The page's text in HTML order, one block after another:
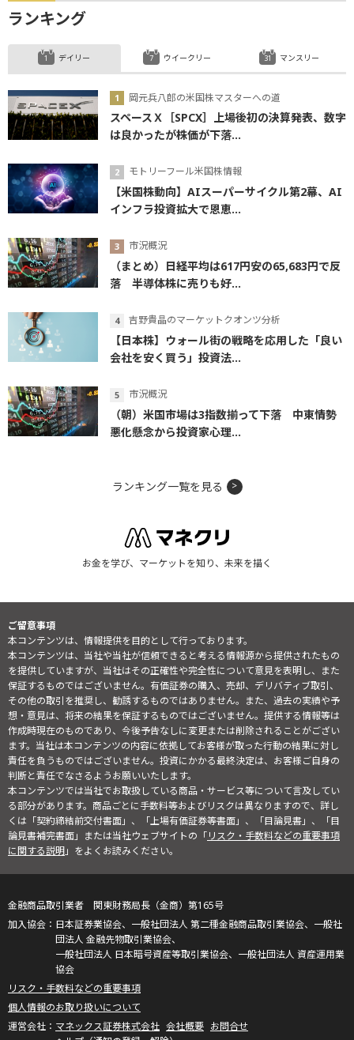
ランキング
デイリー
岡元兵八郎の米国株マスターへの道
スペースＸ［SPCX］上場後初の決算発表、数字
は良かったが株価が下落...
モトリーフール米国株情報
【米国株動向】AIスーパーサイクル第2幕、AI
インフラ投資拡大で恩恵...
市況概況
（まとめ）日経平均は617円安の65,683円で反
落 半導体株に売りも好...
吉野貴晶のマーケットクオンツ分析
【日本株】ウォール街の戦略を応用した「良い
会社を安く買う」投資法...
市況概況
（朝）米国市場は3指数揃って下落 中東情勢
悪化懸念から投資家心理...
ウイークリー マンスリー
ランキング一覧を見る
お金を学び、マーケットを知り、未来を描く
ご留意事項
本コンテンツは、情報提供を目的として行っております。
本コンテンツは、当社や当社が信頼できると考える情報源から提供されたもの
を提供していますが、当社はその正確性や完全性について意見を表明し、また
保証するものではございません。有価証券の購入、売却、デリバティブ取引、
その他の取引を推奨し、勧誘するものではありません。また、過去の実績や予
想・意見は、将来の結果を保証するものではございません。提供する情報等は
作成時現在のものであり、今後予告なしに変更または削除されることがござい
ます。当社は本コンテンツの内容に依拠してお客様が取った行動の結果に対し
責任を負うものではございません。投資にかかる最終決定は、お客様ご自身の
判断と責任でなさるようお願いいたします。
本コンテンツでは当社でお取扱している商品・サービス等について言及してい
る部分があります。商品ごとに手数料等およびリスクは異なりますので、詳し
くは「契約締結前交付書面」、「上場有価証券等書面」、「目論見書」、「目
論見書補完書面」または当社ウェブサイトの「リスク・手数料などの重要事項
に関する説明」をよくお読みください。
金融商品取引業者 関東財務局長（金商）第165号
日本証券業協会、一般社団法人 第二種金融商品取引業協会、一般社
団法人 金融先物取引業協会、
一般社団法人 日本暗号資産等取引業協会、一般社団法人 資産運用業
協会
リスク・手数料などの重要事項
個人情報のお取り扱いについて
マネックス証券株式会社 会社概要 お問合せ